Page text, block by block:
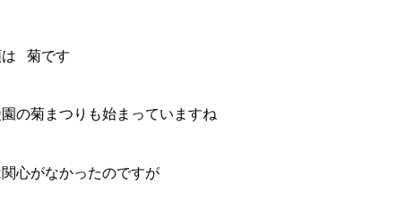
は 菊です
の菊まつりも始まっていますね
心がなかったのですが